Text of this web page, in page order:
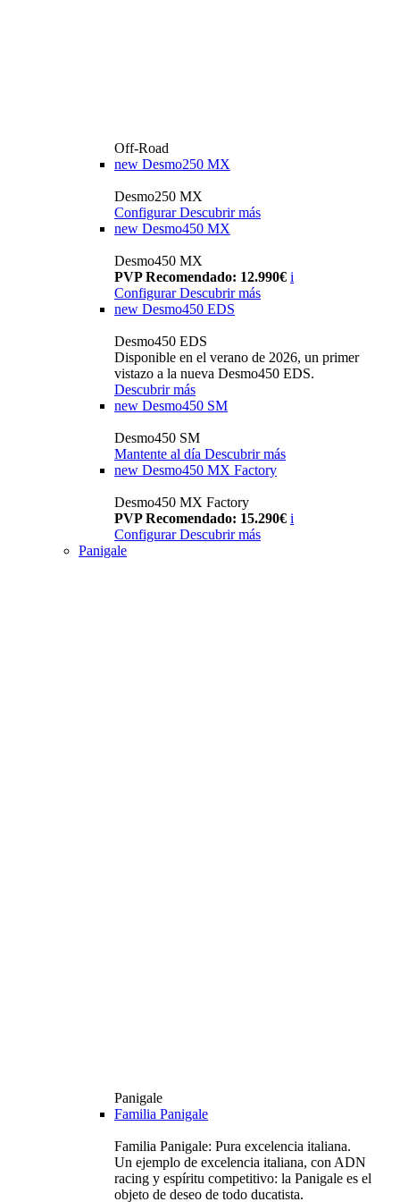
Off-Road
new Desmo250 MX
Desmo250 MX
Configurar Descubrir más
new Desmo450 MX
Desmo450 MX
PVP Recomendado: 12.990€ i
Configurar Descubrir más
new Desmo450 EDS
Desmo450 EDS
Disponible en el verano de 2026, un primer
vistazo a la nueva Desmo450 EDS.
Descubrir más
new Desmo450 SM
Desmo450 SM
Mantente al día Descubrir más
new Desmo450 MX Factory
Desmo450 MX Factory
PVP Recomendado: 15.290€ i
Configurar Descubrir más
Panigale
Panigale
Familia Panigale
Familia Panigale: Pura excelencia italiana.
Un ejemplo de excelencia italiana, con ADN
racing y espíritu competitivo: la Panigale es el
objeto de deseo de todo ducatista.